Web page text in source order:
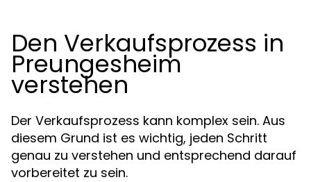
Den Verkaufsprozess in
Preungesheim
verstehen
Der Verkaufsprozess kann komplex sein. Aus
diesem Grund ist es wichtig, jeden Schritt
genau zu verstehen und entsprechend darauf
vorbereitet zu sein.